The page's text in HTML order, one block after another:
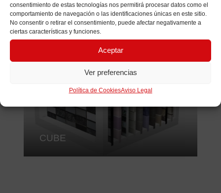
consentimiento de estas tecnologías nos permitirá procesar datos como el
comportamiento de navegación o las identificaciones únicas en este sitio.
No consentir o retirar el consentimiento, puede afectar negativamente a
ciertas características y funciones.
Aceptar
Ver preferencias
Política de CookiesAviso Legal
CUBE